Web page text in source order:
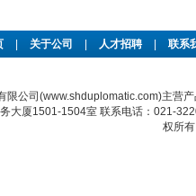
关于公司 人才招聘 联系
限公司(www.shduplomatic.com)主营
大厦1501-1504室 联系电话：021-
权所